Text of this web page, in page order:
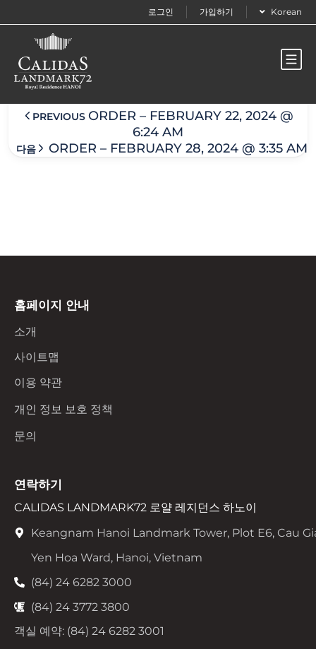
로그인 가입하기 Korean
Order – February 22, 2024 @ 7:36 am
PREVIOUS ORDER – FEBRUARY 22, 2024 @
6:24 AM
다음 ORDER – FEBRUARY 28, 2024 @ 3:35 AM
홈페이지 안내
소개
사이트맵
이용 약관
개인 정보 보호 정책
문의
연락하기
CALIDAS LANDMARK72 로얄 레지던스 하노이
Keangnam Hanoi Landmark Tower, Plot E6, Cau
Yen Hoa Ward, Hanoi, Vietnam
(84) 24 6282 3000
(84) 24 3772 3800
객실 예약: (84) 24 6282 3001